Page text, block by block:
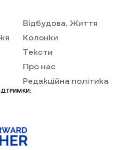
Відбудова. Життя
Колонки
Тексти
Про нас
Редакційна політика